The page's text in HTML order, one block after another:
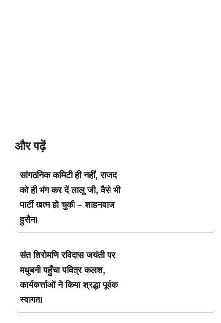
और पढ़ें
सांगठनिक कमिटी ही नहीं, राजद
को ही भंग कर दें लालू जी, वैसे भी
पार्टी खत्म हो चुकी – शाहनवाज
हुसैन!
संत शिरोमणि रविदास जयंती पर
मधुबनी पहुँचा पवित्र कलश,
कार्यकर्त्ताओं ने किया श्रद्धा पूर्वक
स्वागत!